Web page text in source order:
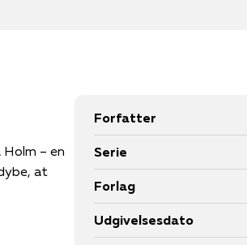
– en
at
Forfatter
Serie
Forlag
Udgivelsesdato